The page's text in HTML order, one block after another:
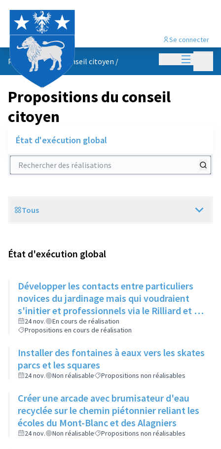
Menu
Se connecter
Propositions du conseil citoyen /
Propositions du conseil
citoyen
État d'exécution global
Rechercher des réalisations
Scope
Tous
État d'exécution global
Développer les contacts entre particuliers
novices du jardinage mais qui voudraient
s'initier et professionnels via le Rilliard et la
Maison de la Vie Locale
24 nov.
En cours de réalisation
Propositions en cours de réalisation
Installer des fontaines à eaux vers les skates
parcs et les squares
24 nov. Non réalisable Propositions non réalisables
Créer une arcade avec brumisateur d'eau
recyclée sur le chemin piétonnier reliant les
écoles du Mont-Blanc et des Alagniers
24 nov. Non réalisable Propositions non réalisables